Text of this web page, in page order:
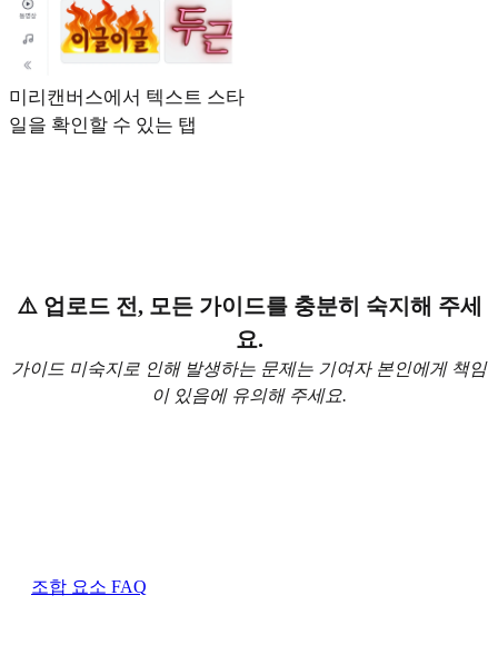
미리캔버스에서 텍스트 스타
일을 확인할 수 있는 탭
⚠️ 업로드 전, 모든 가이드를 충분히 숙지해 주세
요.
가이드 미숙지로 인해 발생하는 문제는 기여자 본인에게 책임
이 있음에 유의해 주세요.
조합 요소 FAQ